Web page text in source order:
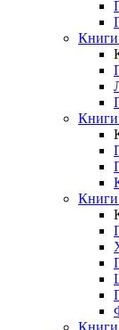
Книги
Книги
Книги